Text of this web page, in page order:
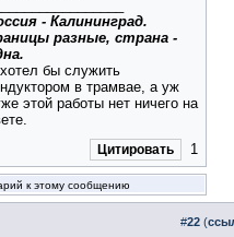
- Калининград.
разные, страна -
бы служить
в трамвае, а уж
этой работы нет ничего на
Цитировать 1
к этому сообщению
#22 (